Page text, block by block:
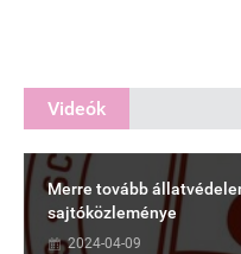
Videók
Merre tovább
sajtóközleménye
2024-04-09